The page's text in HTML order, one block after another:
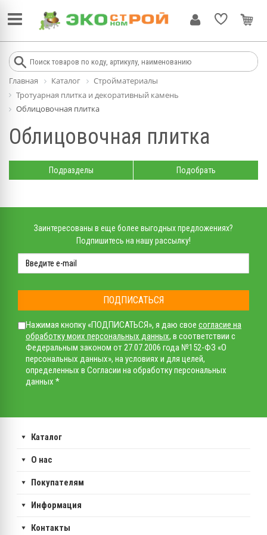
Главная Каталог
Стройматериалы
Тротуарная плитка и декоративный камень
Облицовочная плитка
Облицовочная плитка
Подразделы Подобрать
Заинтересованы в еще более выгодных предложениях?
Подпишитесь на нашу рассылку!
ПОДПИСАТЬСЯ
Нажимая кнопку «ПОДПИСАТЬСЯ», я даю свое согласие на
обработку моих персональных данных, в соответствии с
Федеральным законом от 27.07.2006 года №152-ФЗ «О
персональных данных», на условиях и для целей,
определенных в Согласии на обработку персональных
данных *
Каталог
О нас
Покупателям
Информация
Контакты